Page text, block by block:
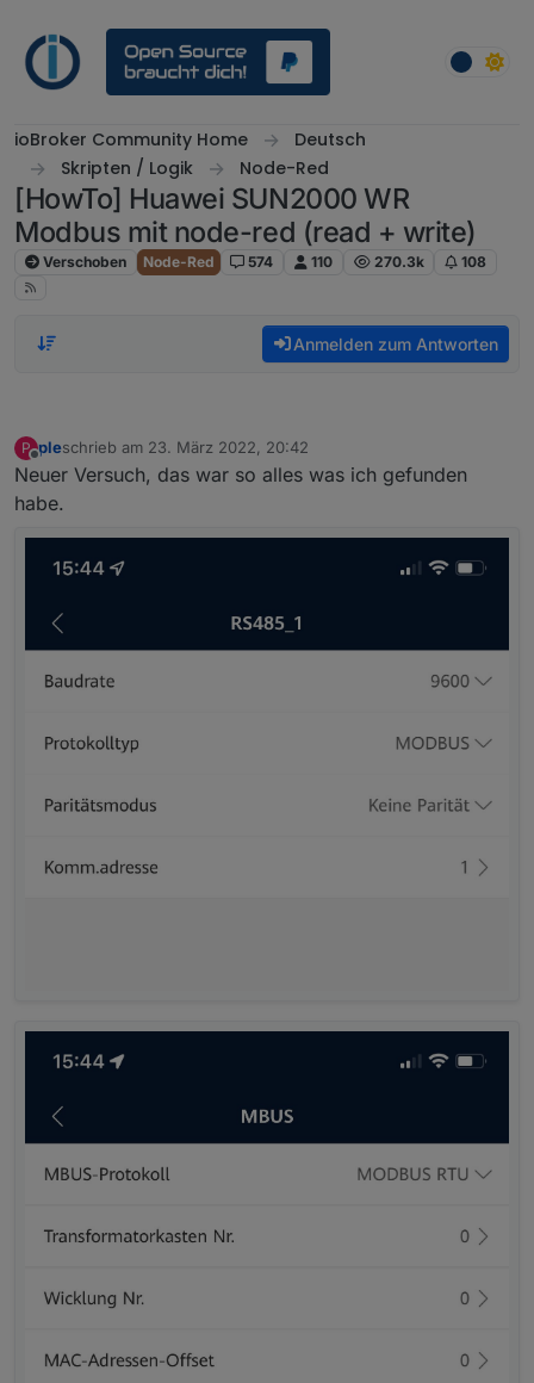
ioBroker Community Home
Deutsch
Skripten / Logik
Node-Red
[HowTo] Huawei SUN2000 WR
Modbus mit node-red (read + write)
Verschoben Node-Red 574 110 270.3k 108
Anmelden zum Antworten
P
Offline
pleschrieb am 23. März 2022, 20:42
zuletzt editiert von
Neuer Versuch, das war so alles was ich gefunden
habe.